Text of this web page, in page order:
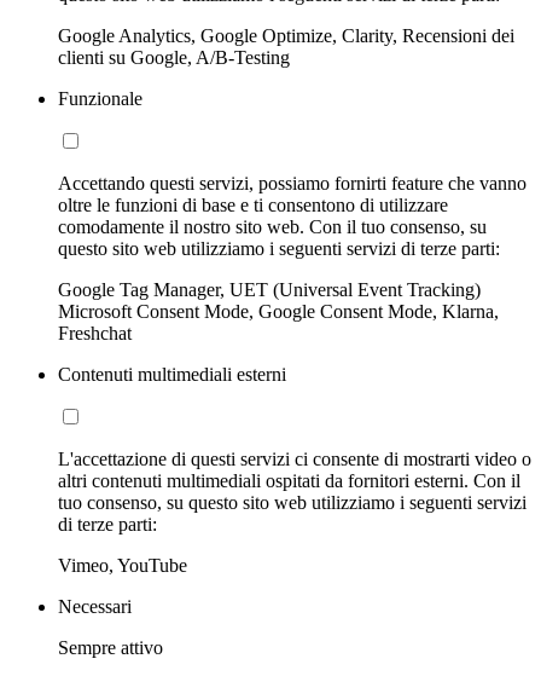
Google Analytics, Google Optimize, Clarity, Recensioni dei
clienti su Google, A/B-Testing
Funzionale
Accettando questi servizi, possiamo fornirti feature che vanno
oltre le funzioni di base e ti consentono di utilizzare
comodamente il nostro sito web. Con il tuo consenso, su
questo sito web utilizziamo i seguenti servizi di terze parti:
Google Tag Manager, UET (Universal Event Tracking)
Microsoft Consent Mode, Google Consent Mode, Klarna,
Freshchat
Contenuti multimediali esterni
L'accettazione di questi servizi ci consente di mostrarti video o
altri contenuti multimediali ospitati da fornitori esterni. Con il
tuo consenso, su questo sito web utilizziamo i seguenti servizi
di terze parti:
Vimeo, YouTube
Necessari
Sempre attivo